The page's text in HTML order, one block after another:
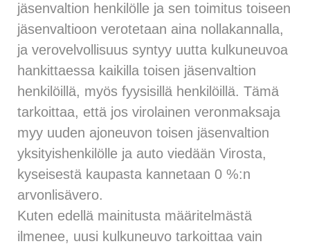
jäsenvaltion henkilölle ja sen toimitus toiseen
jäsenvaltioon verotetaan aina nollakannalla,
ja verovelvollisuus syntyy uutta kulkuneuvoa
hankittaessa kaikilla toisen jäsenvaltion
henkilöillä, myös fyysisillä henkilöillä. Tämä
tarkoittaa, että jos virolainen veronmaksaja
myy uuden ajoneuvon toisen jäsenvaltion
yksityishenkilölle ja auto viedään Virosta,
kyseisestä kaupasta kannetaan 0 %:n
arvonlisävero.
Kuten edellä mainitusta määritelmästä
ilmenee, uusi kulkuneuvo tarkoittaa vain